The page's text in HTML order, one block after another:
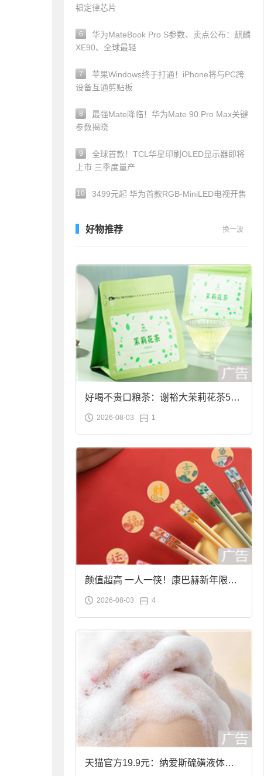
韬定律芯片
6
华为MateBook Pro S参数、卖点公布：麒麟
XE90、全球最轻
7
苹果Windows终于打通！iPhone将与PC跨
设备互通剪贴板
8
最强Mate降临！华为Mate 90 Pro Max关键
参数揭晓
9
全球首款！TCL华星印刷OLED显示器即将
上市 三季度量产
10 3499元起 华为首款RGB-MiniLED电视开售
好物推荐 换一波
好喝不贵口粮茶：谢裕大茉莉花茶50g
袋装9.9元到手
2026-08-03 1
颜值超高 一人一筷！康巴赫新年限定
合金筷子大促：19.9元
2026-08-03 4
天猫官方19.9元：纳爱斯硫磺液体香